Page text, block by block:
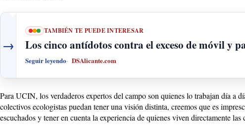
→
TAMBIÉN TE PUEDE INTERESAR
Los cinco antídotos contra el exceso de móvil y
Seguir leyendo DSAlicante.com
Para UCIN, los verdaderos expertos del campo son quienes lo trabajan día a
colectivos ecologistas puedan tener una visión distinta, creemos que es
escuchados y tener en cuenta la experiencia de quienes viven directamente